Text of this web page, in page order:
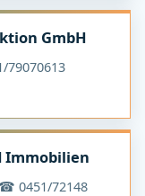
GmbH
Immobilien
☎ 0451/72148